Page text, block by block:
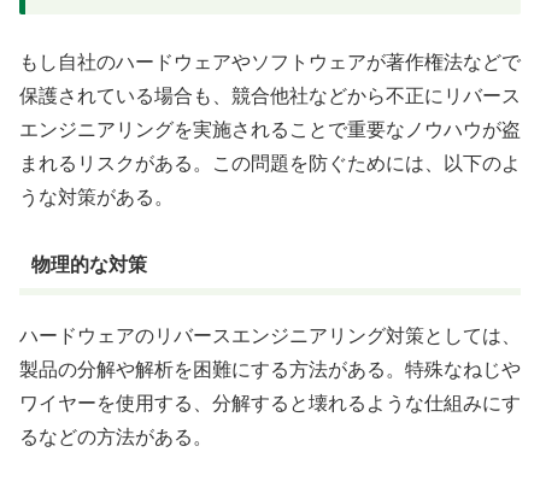
もし自社のハードウェアやソフトウェアが著作権法などで
保護されている場合も、競合他社などから不正にリバース
エンジニアリングを実施されることで重要なノウハウが盗
まれるリスクがある。この問題を防ぐためには、以下のよ
うな対策がある。
物理的な対策
ハードウェアのリバースエンジニアリング対策としては、
製品の分解や解析を困難にする方法がある。特殊なねじや
ワイヤーを使用する、分解すると壊れるような仕組みにす
るなどの方法がある。